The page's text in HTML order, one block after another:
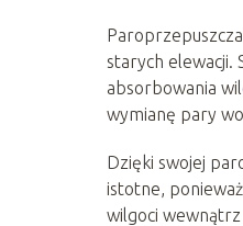
starych elewacji.
absorbowania
wymianę pary
Dzięki swojej
istotne,
wilgoci